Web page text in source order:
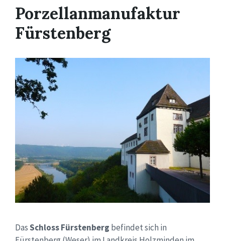
Porzellanmanufaktur
Fürstenberg
DasSchloss Fürstenberg befindet sich in